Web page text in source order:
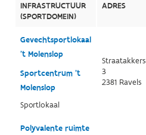
INFRASTRUCTUUR
(SPORTDOMEIN)
ADRES
Gevechtsportlokaal
't Molenslop
Sportcentrum 't
Molenslop
Sportlokaal
Straatakkers
3
2381 Ravels
Polyvalente ruimte